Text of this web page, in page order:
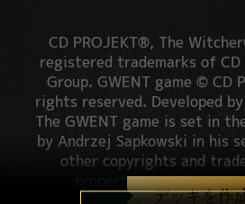
デッキを作
CD PROJEKT®, The
registered trademarks of CD
Group. GWENT game © CD
rights reserved. Developed by
The GWENT game is set in
by Andrzej Sapkowski in his
other copyrights and
property of their